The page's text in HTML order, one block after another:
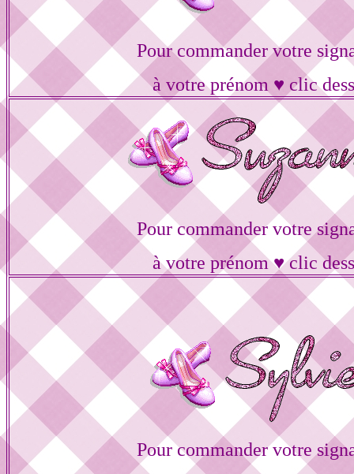
Pour commander votre
à votre prénom ♥ clic
Pour commander votre
à votre prénom ♥ clic
Pour commander votre